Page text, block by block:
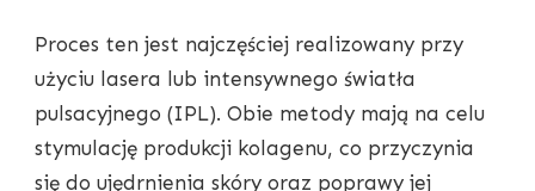
Proces ten jest najczęściej realizowany przy
użyciu lasera lub intensywnego światła
pulsacyjnego (IPL). Obie metody mają na celu
stymulację produkcji kolagenu, co przyczynia
się do ujędrnienia skóry oraz poprawy jej